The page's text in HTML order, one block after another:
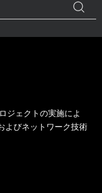
ジェクトの実施によ
よびネットワーク技術